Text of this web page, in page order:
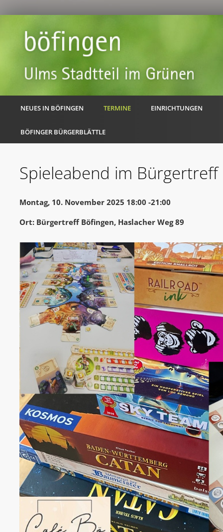
NEUES IN BÖFINGEN TERMINE EINRICHTUNGEN
BÖFINGER BÜRGERBLÄTTLE
Spieleabend im Bürgertreff
Montag, 10. November 2025 18:00 -21:00
Ort: Bürgertreff Böfingen, Haslacher Weg 89